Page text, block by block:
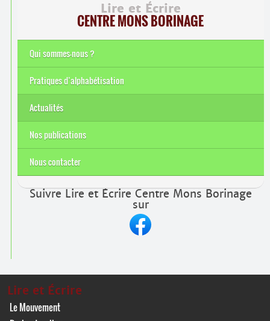
Lire et Écrire
CENTRE MONS BORINAGE
Qui sommes-nous ?
Pratiques d’alphabétisation
Actualités
Nos publications
Nous contacter
Suivre Lire et Écrire Centre Mons Borinage
sur
Lire et Écrire
Le Mouvement